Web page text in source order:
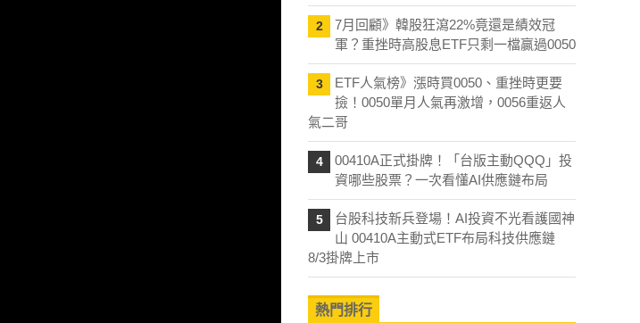
2
7月回顧》韓股狂瀉22%竟還是績效冠
軍？重挫時高股息ETF只剩一檔贏過0050
3
ETF人氣榜》漲時買0050、重挫時更要
撿！0050單月人氣再激增，0056重返人
氣二哥
4
00410A正式掛牌！「台版主動QQQ」投
資哪些股票？一次看懂AI供應鏈布局
5
台股科技新兵登場！AI投資不光看護國神
山 00410A主動式ETF布局科技供應鏈
8/3掛牌上市
熱門排行